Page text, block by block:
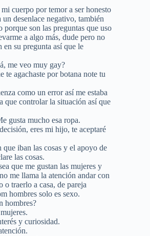
cuerpo por temor a ser honesto
desenlace negativo, también
porque son las preguntas que uso
a algo más, dude pero no
en su pregunta así que le
me veo muy gay?
te agachaste por botana note tu
como un error así me estaba
que controlar la situación así que
gusta mucho esa ropa.
eres mi hijo, te aceptaré
iban las cosas y el apoyo de
las cosas.
que me gustan las mujeres y
me llama la atención andar con
o traerlo a casa, de pareja
hombres solo es sexo.
hombres?
y curiosidad.